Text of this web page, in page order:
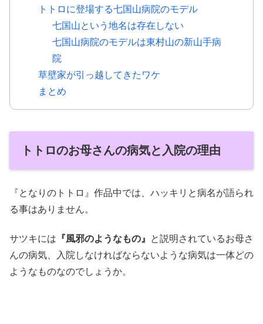
トトロに登場する七国山病院のモデル
七国山という地名は存在しない
七国山病院のモデルは東村山の新山手病
院
草壁家が引っ越してきたワケ
まとめ
トトロのお母さんの病気と入院の理由
『となりのトトロ』作品中では、ハッキリと病名が語られ
る事はありません。
サツキには 『風邪のようなもの』
と説明されているお母さ
んの病気、入院しなければならないような病気は一体どの
ようなものなのでしょうか。